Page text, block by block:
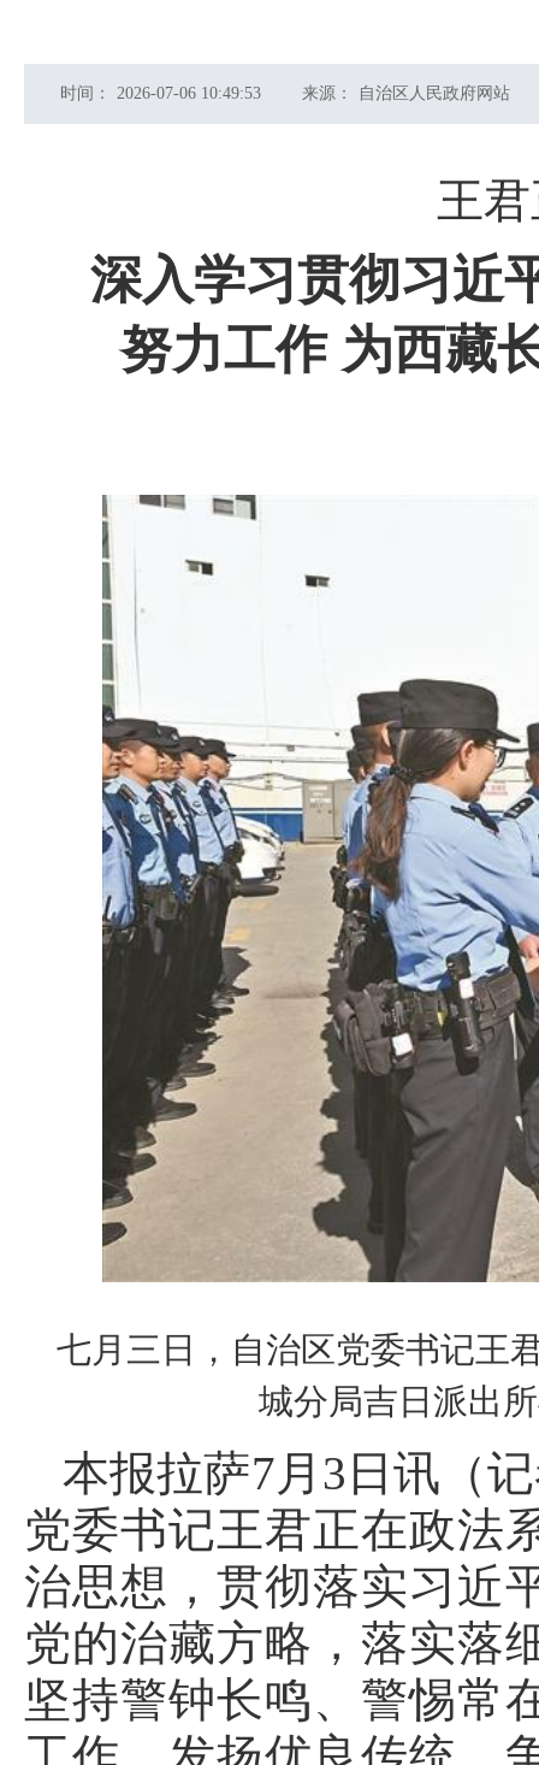
时间： 2026-07-06 10:49:53 来源： 自治区人民政府网站
王
深入学习贯彻习近
努力工作 为西藏
七月三日，自治区党委书记王
城分局吉日派出
本报拉萨7月3日讯（
党委书记王君正在政法
治思想，贯彻落实习近
党的治藏方略，落实落
坚持警钟长鸣、警惕常